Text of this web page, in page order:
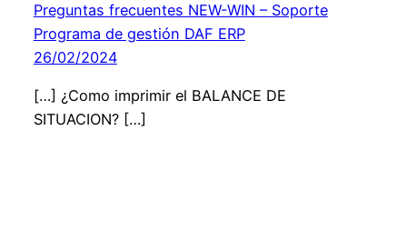
Preguntas frecuentes NEW-WIN – Soporte
Programa de gestión DAF ERP
26/02/2024
[…] ¿Como imprimir el BALANCE DE
SITUACION? […]